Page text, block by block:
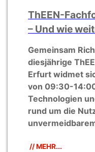
ThEEN-
– Und wie
Gemeinsam
diesjährige
Erfurt widmet
von 09:30-
Technologien
rund um die
// MEHR...